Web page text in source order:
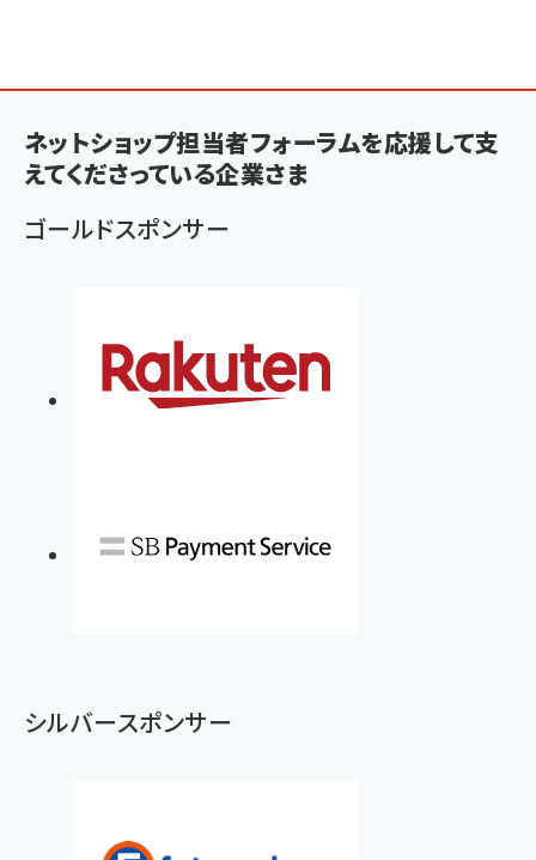
￥1,980
￥1,815
￥2,420
マーケティングの真実 P&G・グリコで学んだ失敗
Amazonランキングをもっと見る
スペシャルエディション[王道エンタメの矜持／
BTS]
￥1,100
anan(アンアン)2026/07/08号 No.2502[2026
ママ投資家が育休中に１億貯めた株式投資
￥1,870
Amazonランキングをもっと見る
￥2,200
￥2,750
￥3,190
フィードバック経営 「沈黙の組織」から「高め合う
Amazonランキングをもっと見る
ネットショップ担当者フォーラムを応援して支
えてくださっている企業さま
ゴールドスポンサー
シルバースポンサー